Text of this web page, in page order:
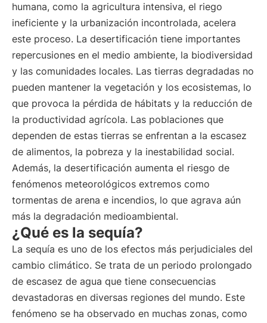
humana, como la agricultura intensiva, el riego
ineficiente y la urbanización incontrolada, acelera
este proceso. La desertificación tiene importantes
repercusiones en el medio ambiente, la biodiversidad
y las comunidades locales. Las tierras degradadas no
pueden mantener la vegetación y los ecosistemas, lo
que provoca la pérdida de hábitats y la reducción de
la productividad agrícola. Las poblaciones que
dependen de estas tierras se enfrentan a la escasez
de alimentos, la pobreza y la inestabilidad social.
Además, la desertificación aumenta el riesgo de
fenómenos meteorológicos extremos como
tormentas de arena e incendios, lo que agrava aún
más la degradación medioambiental.
¿Qué es la sequía?
La sequía es uno de los efectos más perjudiciales del
cambio climático. Se trata de un periodo prolongado
de escasez de agua que tiene consecuencias
devastadoras en diversas regiones del mundo. Este
fenómeno se ha observado en muchas zonas, como